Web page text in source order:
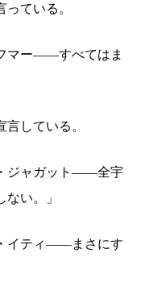
ている。
マー――すべてはま
している。
ジャガット――全宇
い。」
イティ――まさにす